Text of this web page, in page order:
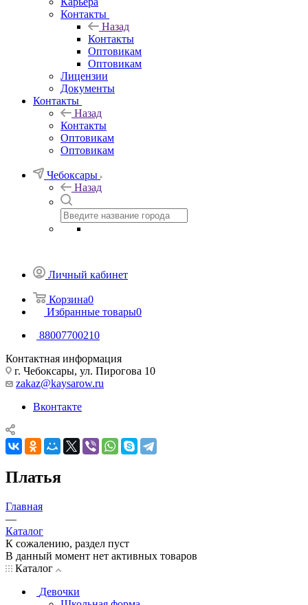
Контакты
Назад
Контакты
Оптовикам
Оптовикам
Лицензии
Документы
Контакты
Назад
Контакты
Оптовикам
Оптовикам
Чебоксары
Назад
Личный кабинет
Корзина0
Избранные товары0
88007700210
Контактная информация
г. Чебоксары, ул. Пирогова 10
zakaz@kaysarow.ru
Вконтакте
Платья
Главная
—
Каталог
К сожалению, раздел пуст
В данный момент нет активных товаров
Каталог
Девочки